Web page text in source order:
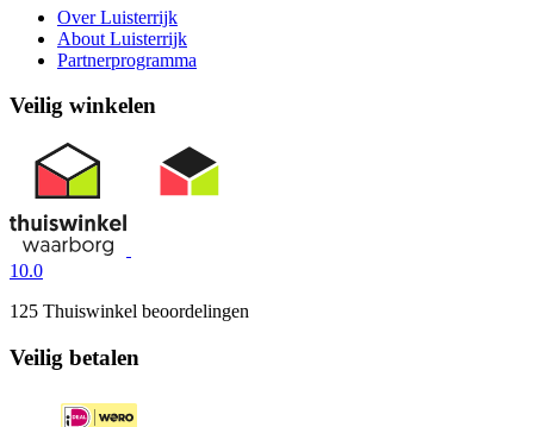
Over Luisterrijk
About Luisterrijk
Partnerprogramma
Veilig winkelen
10.0
125 Thuiswinkel beoordelingen
Veilig betalen